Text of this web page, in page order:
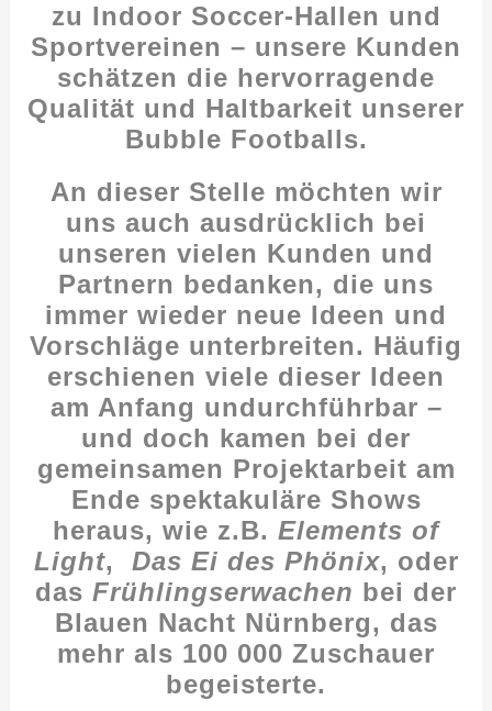
zu Indoor Soccer-Hallen und
Sportvereinen – unsere Kunden
schätzen die hervorragende
Qualität und Haltbarkeit unserer
Bubble Footballs.
An dieser Stelle möchten wir
uns auch ausdrücklich bei
unseren vielen Kunden und
Partnern bedanken, die uns
immer wieder neue Ideen und
Vorschläge unterbreiten. Häufig
erschienen viele dieser Ideen
am Anfang undurchführbar –
und doch kamen bei der
gemeinsamen Projektarbeit am
Ende spektakuläre Shows
heraus, wie z.B. Elements of
Light, Das Ei des Phönix, oder
das Frühlingserwachen bei der
Blauen Nacht Nürnberg, das
mehr als 100 000 Zuschauer
begeisterte.